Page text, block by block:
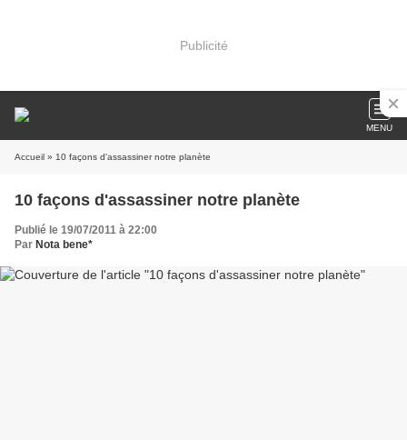
Publicité
MENU
Accueil » 10 façons d'assassiner notre planète
10 façons d'assassiner notre planète
Publié le 19/07/2011 à 22:00
Par Nota bene*